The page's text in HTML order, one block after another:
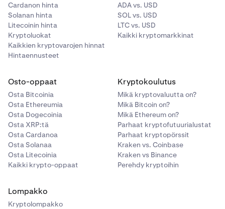
Cardanon hinta
Solanan hinta
Litecoinin hinta
Kryptoluokat
Kaikkien kryptovarojen hinnat
Hintaennusteet
ADA vs. USD
SOL vs. USD
LTC vs. USD
Kaikki kryptomarkkinat
Osto-oppaat
Osta Bitcoinia
Osta Ethereumia
Osta Dogecoinia
Osta XRP:tä
Osta Cardanoa
Osta Solanaa
Osta Litecoinia
Kaikki krypto-oppaat
Kryptokoulutus
Mikä kryptovaluutta on?
Mikä Bitcoin on?
Mikä Ethereum on?
Parhaat kryptofutuurialustat
Parhaat kryptopörssit
Kraken vs. Coinbase
Kraken vs Binance
Perehdy kryptoihin
Lompakko
Kryptolompakko